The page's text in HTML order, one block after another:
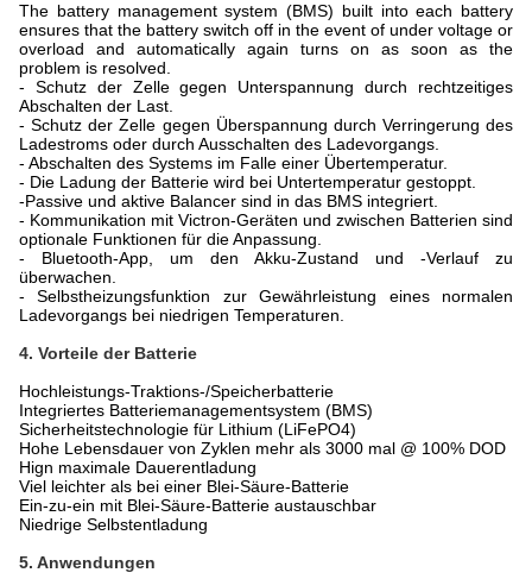
The battery management system (BMS) built into each battery
ensures that the battery switch off in the event of under voltage or
overload and automatically again turns on as soon as the
problem is resolved.
- Schutz der Zelle gegen Unterspannung durch rechtzeitiges
Abschalten der Last.
- Schutz der Zelle gegen Überspannung durch Verringerung des
Ladestroms oder durch Ausschalten des Ladevorgangs.
- Abschalten des Systems im Falle einer Übertemperatur.
- Die Ladung der Batterie wird bei Untertemperatur gestoppt.
-Passive und aktive Balancer sind in das BMS integriert.
- Kommunikation mit Victron-Geräten und zwischen Batterien sind
optionale Funktionen für die Anpassung.
- Bluetooth-App, um den Akku-Zustand und -Verlauf zu
überwachen.
- Selbstheizungsfunktion zur Gewährleistung eines normalen
Ladevorgangs bei niedrigen Temperaturen.
4. Vorteile der Batterie
Hochleistungs-Traktions-/Speicherbatterie
Integriertes Batteriemanagementsystem (BMS)
Sicherheitstechnologie für Lithium (LiFePO4)
Hohe Lebensdauer von Zyklen mehr als 3000 mal @ 100% DOD
Hign maximale Dauerentladung
Viel leichter als bei einer Blei-Säure-Batterie
Ein-zu-ein mit Blei-Säure-Batterie austauschbar
Niedrige Selbstentladung
5. Anwendungen